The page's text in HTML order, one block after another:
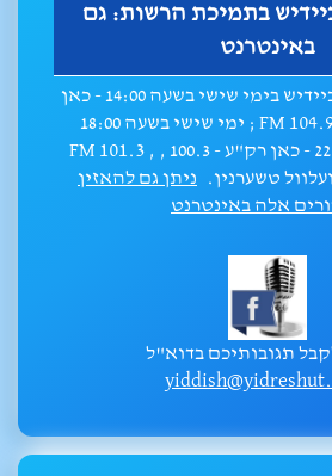
בתמיכת הרשות: גם
באינטרנט
קול ישראל משדר ביידיש בימי שישי בשעה 14:00 - כאן
תרבות - 105.3 , FM 104.9 ; ימי שישי בשעה 18:00
ומוצ"ש בשעה 22:00 - כאן רק"ע - 100.3 , FM 101.3 ,
ניתן גם להאזין
אלה באינטרנט